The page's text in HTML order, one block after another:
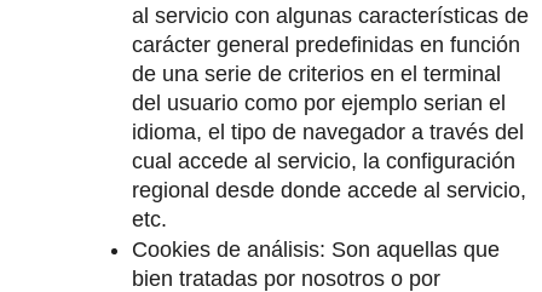
al servicio con algunas características de
carácter general predefinidas en función
de una serie de criterios en el terminal
del usuario como por ejemplo serian el
idioma, el tipo de navegador a través del
cual accede al servicio, la configuración
regional desde donde accede al servicio,
etc.
Cookies de análisis: Son aquellas que
bien tratadas por nosotros o por